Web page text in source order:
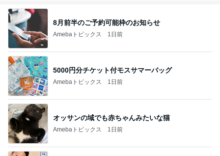
8月前半のご予約可能枠のお知らせ
Amebaトピックス 1日前
5000円分チケット付モスサマーバッグ
Amebaトピックス 1日前
オッサンの域でも赤ちゃんみたいな猫
Amebaトピックス 1日前